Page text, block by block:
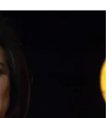
AUXILIAR
realizados por
características